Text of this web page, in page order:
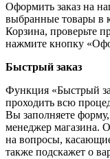
Оформить заказ на
выбранные товары в
Корзина, проверьте
нажмите кнопку
Быстрый заказ
Функция «Быстрый
проходить всю
Вы заполняете
менеджер магазина.
на вопросы,
также подскажет о